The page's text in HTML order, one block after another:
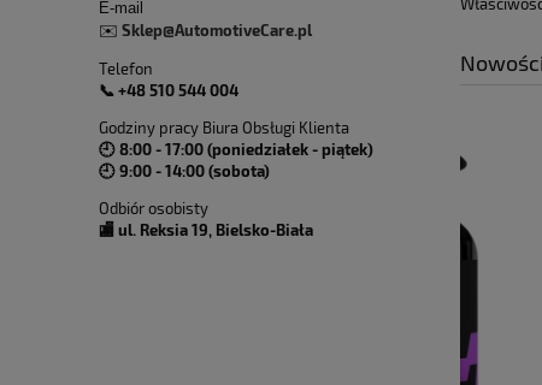
E-mail
✉️ Sklep@AutomotiveCare.pl
Telefon
📞 +48 510 544 004
Godziny pracy Biura Obsługi Klienta
🕘 8:00 - 17:00 (poniedziałek - piątek)
🕘 9:00 - 14:00 (sobota)
Odbiór osobisty
🏬 ul. Reksia 19, Bielsko-Biała
Nowości